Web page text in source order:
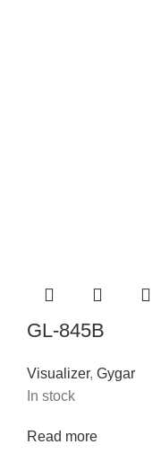
GL-845B
Visualizer, Gygar
In stock
Read more